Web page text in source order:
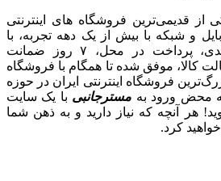
از قدیمی‌ترین فروشگاه های اینترنتی
و شبکه با بیش از یک دهه تجربه، با
پایبندی به سه اصل کلیدی، پرداخت در محل، ۷ روز ضمانت
کالا، موفق شده تا همگام با فروشگاه‌
فروشگاه اینترنتی ایران در حوزه
محض ورود به مسترجانبی با یک سایت
هر آنچه که نیاز دارید و به ذهن شما
کرد.